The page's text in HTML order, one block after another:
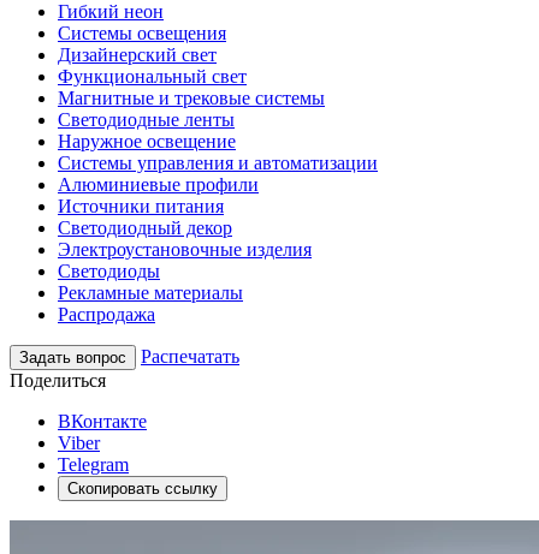
Гибкий неон
Системы освещения
Дизайнерский свет
Функциональный свет
Магнитные и трековые системы
Светодиодные ленты
Наружное освещение
Системы управления и автоматизации
Алюминиевые профили
Источники питания
Светодиодный декор
Электроустановочные изделия
Светодиоды
Рекламные материалы
Распродажа
Задать вопрос
Распечатать
Поделиться
ВКонтакте
Viber
Telegram
Скопировать ссылку